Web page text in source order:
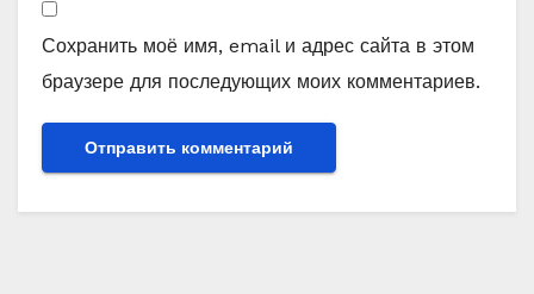
Сохранить моё имя, email и адрес сайта в этом
браузере для последующих моих комментариев.